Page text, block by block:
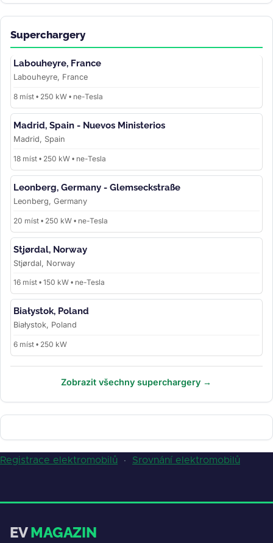
Superchargery
Labouheyre, France
Labouheyre, France
8 míst • 250 kW • ne-Tesla
Madrid, Spain - Nuevos Ministerios
Madrid, Spain
18 míst • 250 kW • ne-Tesla
Leonberg, Germany - Glemseckstraße
Leonberg, Germany
20 míst • 250 kW • ne-Tesla
Stjørdal, Norway
Stjørdal, Norway
16 míst • 150 kW • ne-Tesla
Białystok, Poland
Białystok, Poland
6 míst • 250 kW
Zobrazit všechny superchargery →
Registrace elektromobilů · Srovnání elektromobilů
EVMAGAZIN